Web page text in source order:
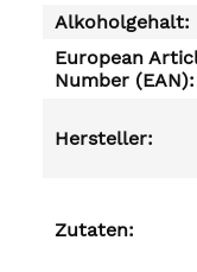
Alkoholgehalt:
European
Number (EAN):
Hersteller:
Zutaten: